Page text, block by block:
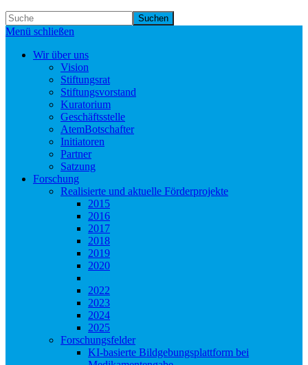
Suchen
Menü schließen
Wir über uns
Vision
Stiftungsrat
Stiftungsvorstand
Kuratorium
Geschäftsstelle
AtemBotschafter
Initiatoren
Partner
Satzung
Forschung
Realisierte und aktuelle Förderprojekte
2015
2016
2017
2018
2019
2020
2022
2023
2024
2025
Forschungsfelder
KI-basierte Bildgebungsplattform bei